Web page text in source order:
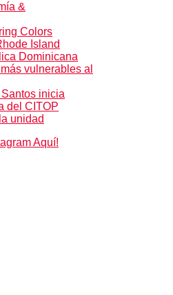
&
Colors
Island
Dominicana
vulnerables al
inicia
del CITOP
unidad
Aquí!